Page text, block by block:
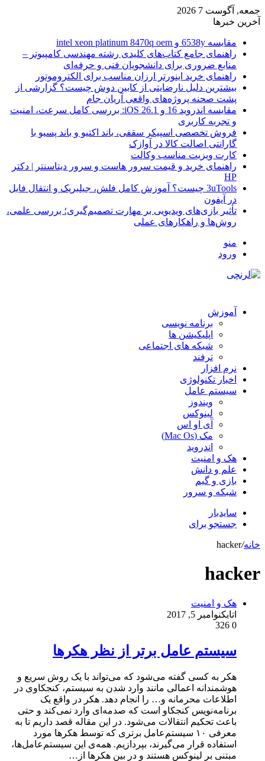
جمعه, آگوست 7 2026
آخرین خبرها
مقایسه 6538y و intel xeon platinum 8470q oem
راهنمای جامع کتاب‌های کلیدی رشته مهندسی کامپیوتر –
منابع ضروری برای دانشجویان فنی و حرفه‌ای
راهنمای خرید اینورتر ارزان مناسب برای الکتروموتور
بیشترین دلیل نارضایتی از کابین دوش چیست؟ گزارشی از
پشت صحنه پروژه‌های واقعی آریان جام
مقایسه اندروید 16 و iOS 26.1: بررسی کامل سرعت، امنیت
و تجربه کاربری
فروش تخصصی اسپیکر سقفی، باند اکتیو و باند پسیو با
گارانتی اصالت کالا در آوازک
کارت ویزیت مناسب وکالت
راهنمای خرید و قیمت سرور هاست و سرور دیتاسنتر | دکتر
HP
3uTools چیست؟ آموزش کامل فلش، جیلبریک و انتقال فایل
در آیفون
تأثیر بازی‌های ویدیویی بر مهارت تصمیم‌گیری؛ بررسی علمی،
روش‌ها و راهکارهای عملی
منو
ورود
آموزش
برنامه نویسی
اپلیکیشن ها
شبکه های اجتماعی
ترفند
نرم افزار
اخبار تکنولوژی
سیستم عامل
ویندوز
لینوکس
آی او اس
مک (Mac Os)
اندروید
هک و امنیت
علم و دانش
بازی و گیم
شبکه و سرور
سایدبار
جستجو برای
خانه/
hacker
hacker
هک و امنیت
اتابکنوامبر 5, 2017
0
سیستم عامل برتر از نظر هکر‌ها
هکر به کسی گفته می‌شود که می‌تواند با یک روش سریع و
هوشمندانه اعمالی مانند وارد شدن به سیستم، کنجکاوی در
اطلاعات محرمانه و… را انجام دهد. هکر در واقع یک
برنامه‌نویس کنجکاو است که صدمه‌ای وارد نمی‌کند و حتی
باعث تحکیم انتقالات می‌شود. در این مقاله قصد داریم تا به
معرفی ۱۰ سیستم‌عامل برتری که توسط هکر‌ها مورد
استفاده قرار می‌گیرند، بپردازیم. همه‌ی این سیستم‌عامل‌ها،
مبتنی بر لینوکس هستند و در بین هکر‌ها از…